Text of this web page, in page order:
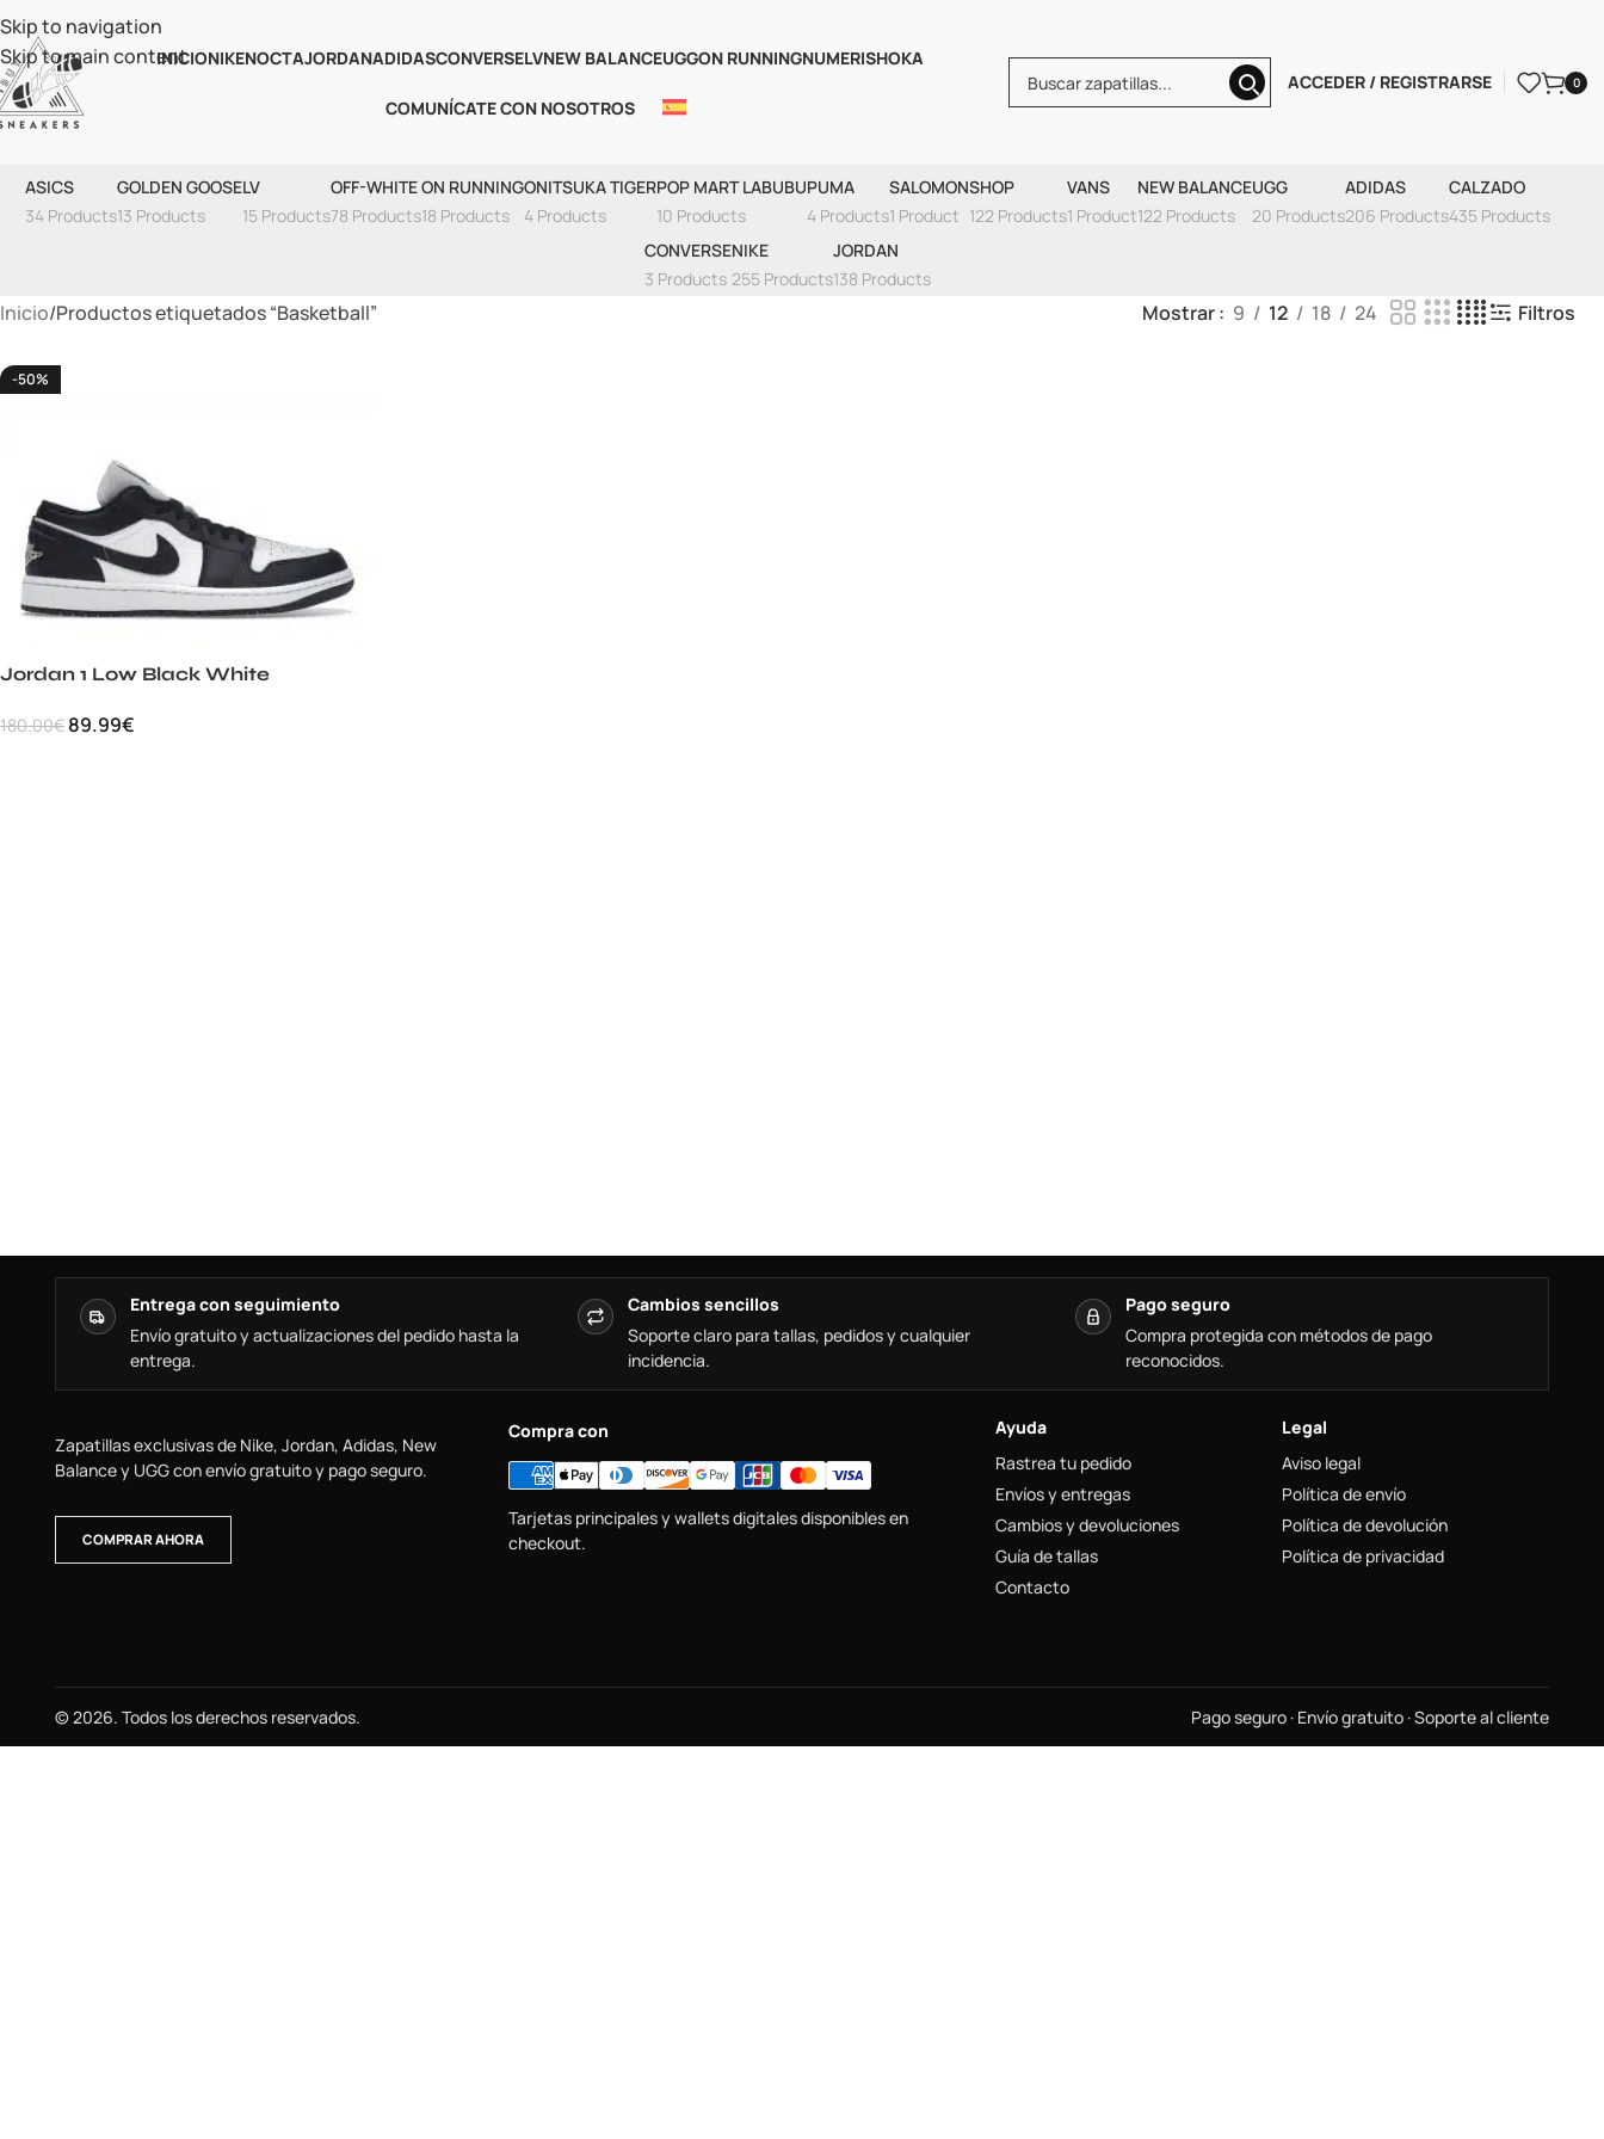
Skip to navigation
Skip to main content
INICIONIKENOCTAJORDANADIDASCONVERSELVNEW BALANCEUGGON RUNNINGNUMERISHOKA
COMUNÍCATE CON NOSOTROS
ACCEDER / REGISTRARSE 0
Basketball
ASICS
34 Products
GOLDEN GOOSE
13 Products
LV
15 Products
OFF-WHITE
78 Products
ON RUNNING
18 Products
ONITSUKA TIGER
4 Products
POP MART LABUBU
10 Products
PUMA
4 Products
SALOMON
1 Product
SHOP
122 Products
VANS
1 Product
NEW BALANCE
122 Products
UGG
20 Products
ADIDAS
206 Products
CALZADO
435 Products
CONVERSE
3 Products
NIKE
255 Products
JORDAN
138 Products
Inicio Productos etiquetados “Basketball” Mostrar 9 12 18 24 Filtros
-50%
Jordan 1 Low Black White
180.00€ 89.99€
Entrega con seguimiento
Envío gratuito y actualizaciones del pedido hasta la
entrega.
Cambios sencillos
Soporte claro para tallas, pedidos y cualquier
incidencia.
Pago seguro
Compra protegida con métodos de pago
reconocidos.
Zapatillas exclusivas de Nike, Jordan, Adidas, New
Balance y UGG con envío gratuito y pago seguro.
COMPRAR AHORA
Compra con
Tarjetas principales y wallets digitales disponibles en
checkout.
Ayuda
Rastrea tu pedido
Envíos y entregas
Cambios y devoluciones
Guía de tallas
Contacto
Legal
Aviso legal
Política de envío
Política de devolución
Política de privacidad
© 2026. Todos los derechos reservados. Pago seguro · Envío gratuito · Soporte al cliente